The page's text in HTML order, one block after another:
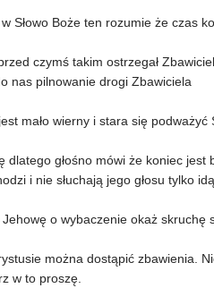
Słowo Boże ten rozumie że czas
czymś takim ostrzegał
nas pilnowanie drogi Zbawiciela
mało wierny i stara się podważyć
dlatego głośno mówi że koniec
i nie słuchają jego głosu tylko
o wybaczenie okaż skruchę
można dostąpić zbawienia.
w to proszę.